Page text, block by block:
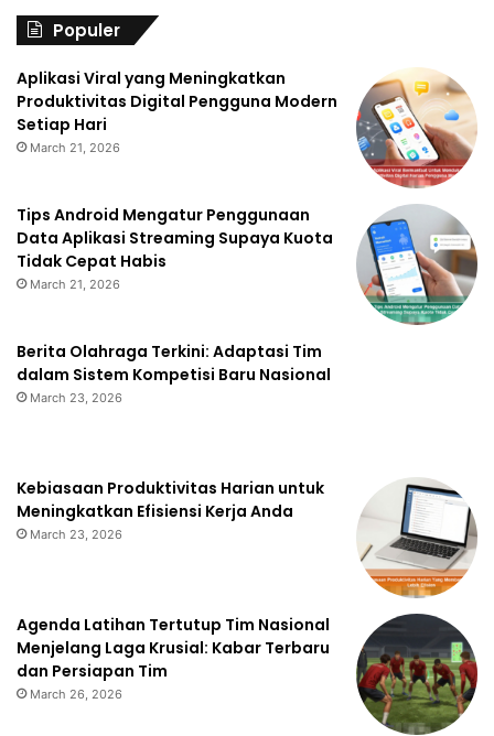
Populer
Aplikasi Viral yang Meningkatkan
Produktivitas Digital Pengguna Modern
Setiap Hari
March 21, 2026
Tips Android Mengatur Penggunaan
Data Aplikasi Streaming Supaya Kuota
Tidak Cepat Habis
March 21, 2026
Berita Olahraga Terkini: Adaptasi Tim
dalam Sistem Kompetisi Baru Nasional
March 23, 2026
Kebiasaan Produktivitas Harian untuk
Meningkatkan Efisiensi Kerja Anda
March 23, 2026
Agenda Latihan Tertutup Tim Nasional
Menjelang Laga Krusial: Kabar Terbaru
dan Persiapan Tim
March 26, 2026